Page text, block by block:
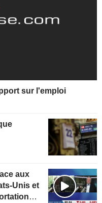
sur l'emploi
aux
Unis et